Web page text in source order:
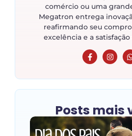
comércio ou uma
Megatron entrega
reafirmando seu
excelência e a
Posts mais